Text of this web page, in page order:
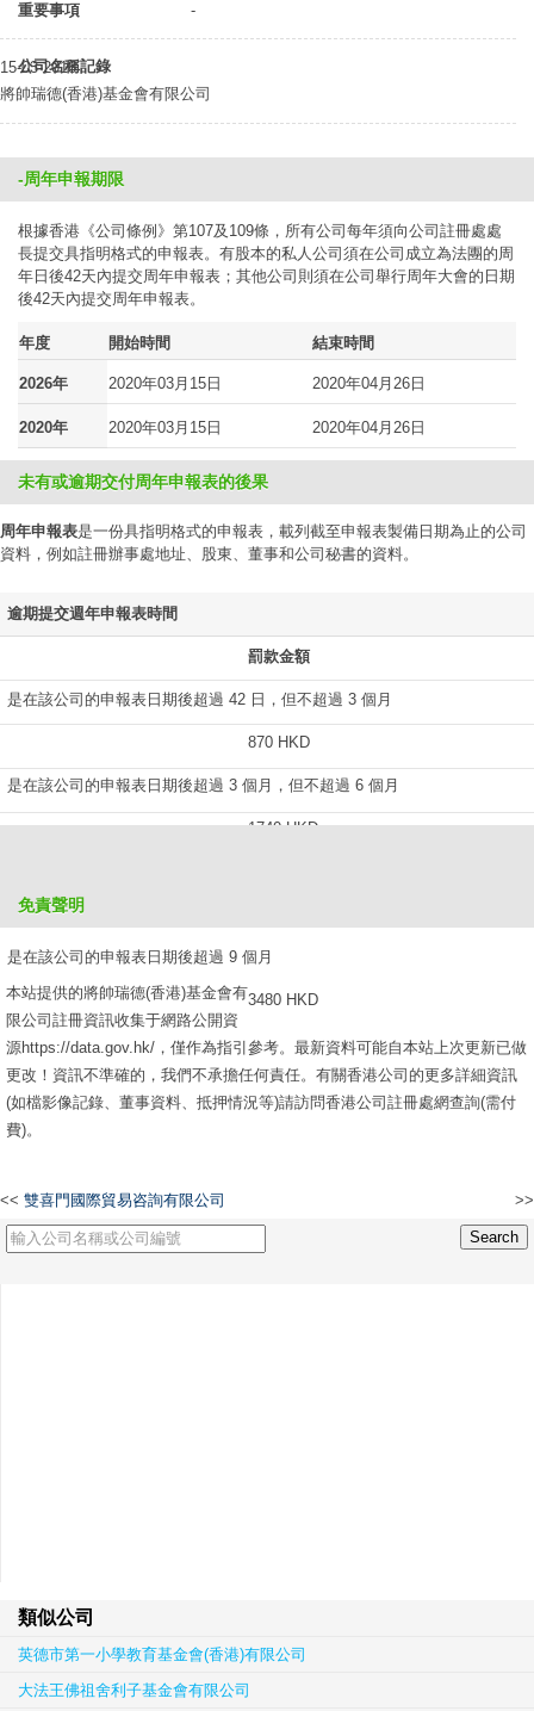
重要事項 -
公司名稱記錄
15-03-2018
將帥瑞德(香港)基金會有限公司
-周年申報期限
根據香港《公司條例》第107及109條，所有公司每年須向公司註冊處處
長提交具指明格式的申報表。有股本的私人公司須在公司成立為法團的周
年日後42天內提交周年申報表；其他公司則須在公司舉行周年大會的日期
後42天內提交周年申報表。
年度 開始時間 結束時間
2026年 2020年03月15日 2020年04月26日
2020年 2020年03月15日 2020年04月26日
未有或逾期交付周年申報表的後果
周年申報表是一份具指明格式的申報表，載列截至申報表製備日期為止的公司
資料，例如註冊辦事處地址、股東、董事和公司秘書的資料。
逾期提交週年申報表時間
罰款金額
是在該公司的申報表日期後超過 42 日，但不超過 3 個月
870 HKD
是在該公司的申報表日期後超過 3 個月，但不超過 6 個月
1740 HKD
是在該公司的申報表日期後超過 9 個月
3480 HKD
免責聲明
本站提供的將帥瑞德(香港)基金會有
限公司註冊資訊收集于網路公開資
源https://data.gov.hk/，僅作為指引參考。最新資料可能自本站上次更新已做
更改！資訊不準確的，我們不承擔任何責任。有關香港公司的更多詳細資訊
(如檔影像記錄、董事資料、抵押情況等)請訪問香港公司註冊處網查詢(需付
費)。
<< 雙喜門國際貿易咨詢有限公司 >>
類似公司
英德市第一小學教育基金會(香港)有限公司
大法王佛祖舍利子基金會有限公司